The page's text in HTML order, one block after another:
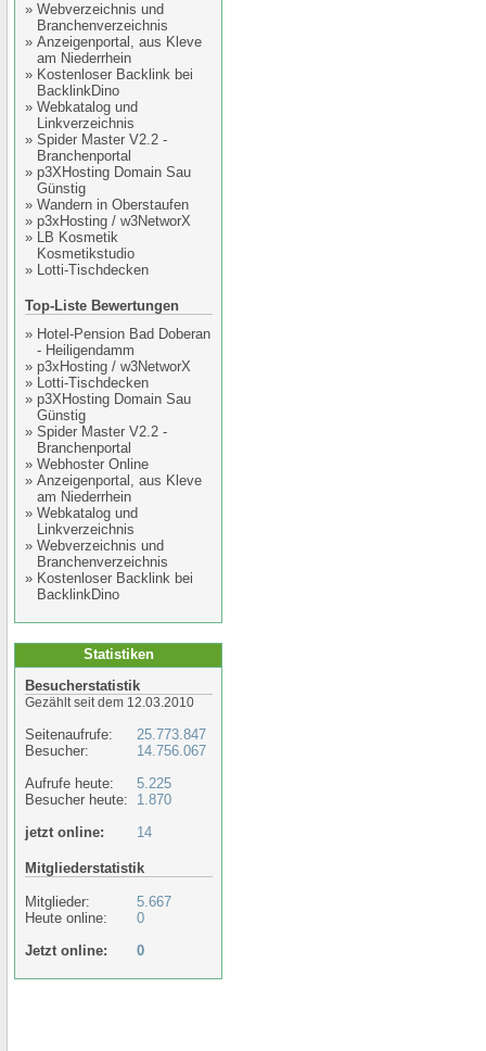
» Webverzeichnis und
Branchenverzeichnis
» Anzeigenportal, aus Kleve
am Niederrhein
» Kostenloser Backlink bei
BacklinkDino
» Webkatalog und
Linkverzeichnis
» Spider Master V2.2 -
Branchenportal
» p3XHosting Domain Sau
Günstig
» Wandern in Oberstaufen
» p3xHosting / w3NetworX
» LB Kosmetik
Kosmetikstudio
» Lotti-Tischdecken
Top-Liste Bewertungen
» Hotel-Pension Bad Doberan
- Heiligendamm
» p3xHosting / w3NetworX
» Lotti-Tischdecken
» p3XHosting Domain Sau
Günstig
» Spider Master V2.2 -
Branchenportal
» Webhoster Online
» Anzeigenportal, aus Kleve
am Niederrhein
» Webkatalog und
Linkverzeichnis
» Webverzeichnis und
Branchenverzeichnis
» Kostenloser Backlink bei
BacklinkDino
Statistiken
Besucherstatistik
Gezählt seit dem 12.03.2010
Seitenaufrufe:
Besucher:
Aufrufe heute:
Besucher heute:
jetzt online:
25.773.847
14.756.067
5.225
1.870
14
Mitgliederstatistik
Mitglieder:
Heute online:
5.667
0
Jetzt online:
0